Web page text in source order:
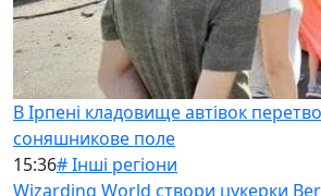
В Ірпені кладовище автівок
соняшникове поле
15:36# Інші регіони
Wizarding World створи цукерки